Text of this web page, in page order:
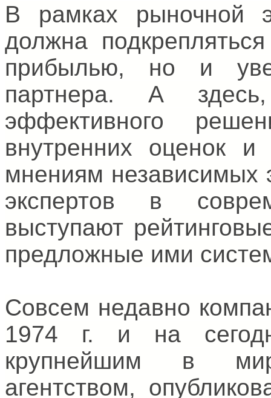
В рамках рыночной
должна
прибылью, но и
партнера. А
эффективного
внутренних оценок и
мнениям независимых
экспертов в
выступают
предложные ими
Совсем недавно
1974 г. и на
крупнейшим в
агентством,